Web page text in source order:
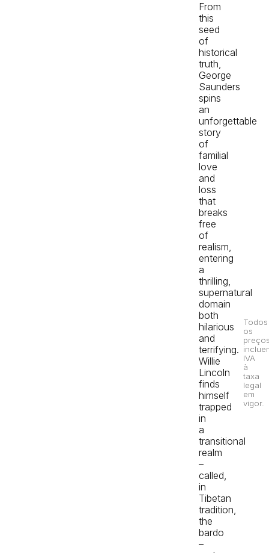
From
this
seed
of
historical
truth,
George
Saunders
spins
an
unforgettable
story
of
familial
love
and
loss
that
breaks
free
of
realism,
entering
a
thrilling,
supernatural
domain
both
hilarious
and
terrifying.
Willie
Lincoln
finds
himself
trapped
in
a
transitional
realm
–
called,
in
Tibetan
tradition,
the
bardo
–
Todos
os
IVA
à
taxa
legal
em
vigor.